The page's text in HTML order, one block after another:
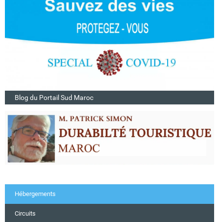
Blog du Portail Sud Maroc
Hébergements
Circuits